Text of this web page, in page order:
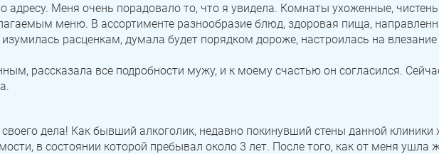
адресу. Меня очень порадовало то, что я увидела. Комнаты ухоженные,
меню. В ассортименте разнообразие блюд, здоровая пища,
расценкам, думала будет порядком дороже, настроилась на
рассказала все подробности мужу, и к моему счастью он согласился.
дела! Как бывший алкоголик, недавно покинувший стены данной клиники
в состоянии которой пребывал около 3 лет. После того, как от меня ушла
Я ознакомлен и принимаюусловия работы сайта
Задать вопрос
Я ознакомлен и принимаюусловия работы сайта
Верхнеуральск Локомотивный Миньяр
Зауральский Межозерный Катав-Ивановск
Куса Пласт Бакал
Карталы Аша Трехгорный
Я ознакомлен и принимаюусловия работы сайта